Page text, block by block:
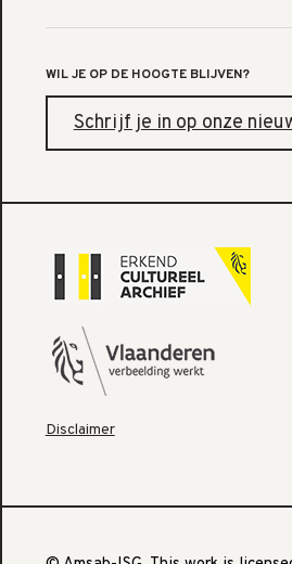
WIL JE OP DE HOOGTE BLIJVEN?
Schrijf je in op onze
Disclaimer